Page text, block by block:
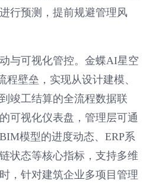
行预测，提前规避管理风
与可视化管控。金蝶AI星空
程壁垒，实现从设计建模、
竣工结算的全流程数据联
可视化仪表盘，管理层可通
模型的进度动态、ERP系
状态等核心指标，支持多维
，针对建筑企业多项目管理